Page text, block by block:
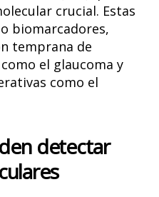
crucial. Estas
biomarcadores,
temprana de
el glaucoma y
como el
detectar